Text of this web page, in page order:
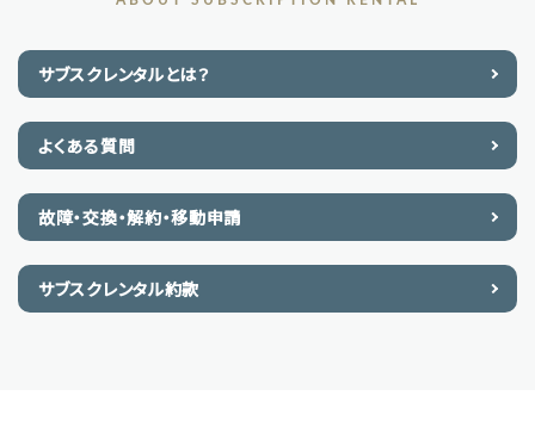
サブスクレンタルとは？
よくある質問
故障・交換・解約・移動申請
サブスクレンタル約款